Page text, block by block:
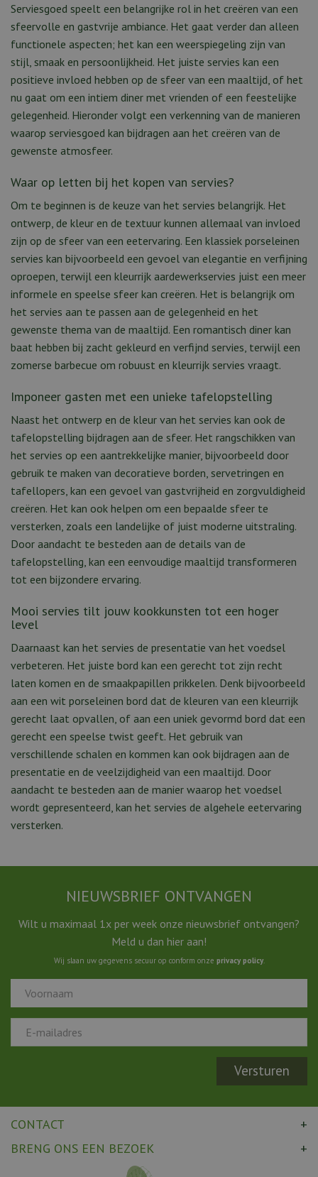
Serviesgoed speelt een belangrijke rol in het creëren van een
sfeervolle en gastvrije ambiance. Het gaat verder dan alleen
functionele aspecten; het kan een weerspiegeling zijn van
stijl, smaak en persoonlijkheid. Het juiste servies kan een
positieve invloed hebben op de sfeer van een maaltijd, of het
nu gaat om een intiem diner met vrienden of een feestelijke
gelegenheid. Hieronder volgt een verkenning van de manieren
waarop serviesgoed kan bijdragen aan het creëren van de
gewenste atmosfeer.
Waar op letten bij het kopen van servies?
Om te beginnen is de keuze van het servies belangrijk. Het
ontwerp, de kleur en de textuur kunnen allemaal van invloed
zijn op de sfeer van een eetervaring. Een klassiek porseleinen
servies kan bijvoorbeeld een gevoel van elegantie en verfijning
oproepen, terwijl een kleurrijk aardewerkservies juist een meer
informele en speelse sfeer kan creëren. Het is belangrijk om
het servies aan te passen aan de gelegenheid en het
gewenste thema van de maaltijd. Een romantisch diner kan
baat hebben bij zacht gekleurd en verfijnd servies, terwijl een
zomerse barbecue om robuust en kleurrijk servies vraagt.
Imponeer gasten met een unieke tafelopstelling
Naast het ontwerp en de kleur van het servies kan ook de
tafelopstelling bijdragen aan de sfeer. Het rangschikken van
het servies op een aantrekkelijke manier, bijvoorbeeld door
gebruik te maken van decoratieve borden, servetringen en
tafellopers, kan een gevoel van gastvrijheid en zorgvuldigheid
creëren. Het kan ook helpen om een bepaalde sfeer te
versterken, zoals een landelijke of juist moderne uitstraling.
Door aandacht te besteden aan de details van de
tafelopstelling, kan een eenvoudige maaltijd transformeren
tot een bijzondere ervaring.
Mooi servies tilt jouw kookkunsten tot een hoger
level
Daarnaast kan het servies de presentatie van het voedsel
verbeteren. Het juiste bord kan een gerecht tot zijn recht
laten komen en de smaakpapillen prikkelen. Denk bijvoorbeeld
aan een wit porseleinen bord dat de kleuren van een kleurrijk
gerecht laat opvallen, of aan een uniek gevormd bord dat een
gerecht een speelse twist geeft. Het gebruik van
verschillende schalen en kommen kan ook bijdragen aan de
presentatie en de veelzijdigheid van een maaltijd. Door
aandacht te besteden aan de manier waarop het voedsel
wordt gepresenteerd, kan het servies de algehele eetervaring
versterken.
NIEUWSBRIEF ONTVANGEN
Wilt u maximaal 1x per week onze nieuwsbrief ontvangen?
Meld u dan hier aan!
Wij slaan uw gegevens secuur op conform onze privacy policy.
CONTACT
BRENG ONS EEN BEZOEK